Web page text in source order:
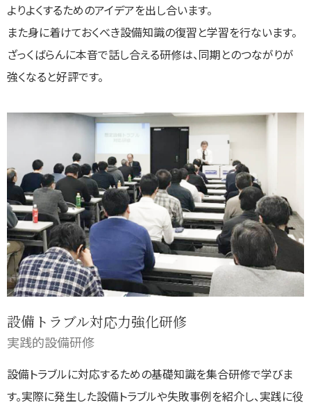
よりよくするためのアイデアを出し合います。
また身に着けておくべき設備知識の復習と学習を行ないます。
ざっくばらんに本音で話し合える研修は、同期とのつながりが
強くなると好評です。
設備トラブル対応力強化研修
実践的設備研修
設備トラブルに対応するための基礎知識を集合研修で学びま
す。実際に発生した設備トラブルや失敗事例を紹介し、実践に役